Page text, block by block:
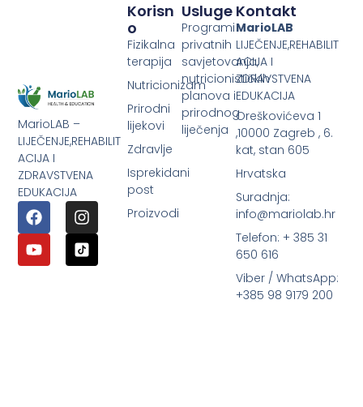
MarioLAB –
LIJEČENJE,REHABILIT
ACIJA I
ZDRAVSTVENA
EDUKACIJA
Usluge
Programi
privatnih
savjetovanja,
nutricionističkih
planova i
prirodnog
liječenja
Korisn
O
Fizikalna
terapija
Nutricionizam
Prirodni
lijekovi
Zdravlje
Isprekidani
post
Proizvodi
Kontakt
MarioLAB
LIJEČENJE,REHABILIT
ACIJA I
ZDRAVSTVENA
EDUKACIJA
Oreškovićeva 1
,10000 Zagreb , 6.
kat, stan 605
Hrvatska
Suradnja:
info@mariolab.hr
Telefon: + 385 31
650 616
Viber / WhatsApp:
+385 98 9179 200